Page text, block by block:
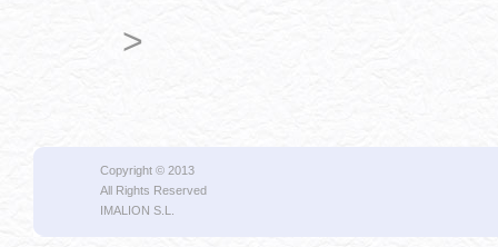
>
Copyright © 2013
All Rights Reserved
IMALION S.L.